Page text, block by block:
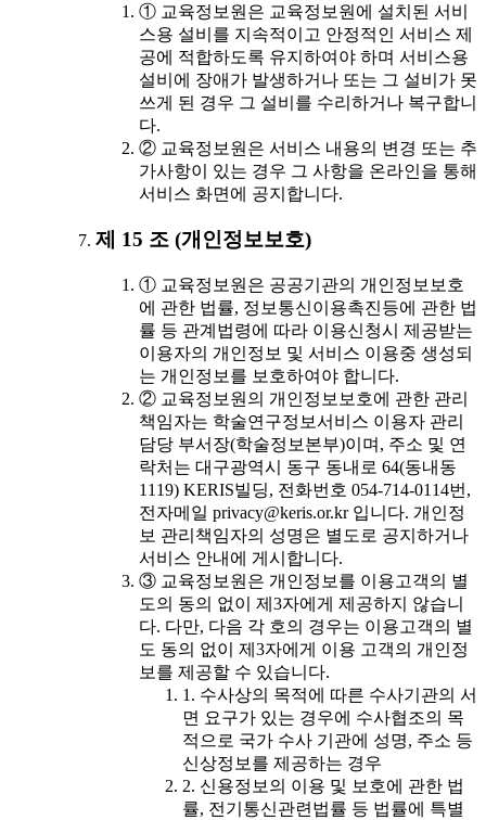
① 교육정보원은 교육정보원에 설치된 서비
스용 설비를 지속적이고 안정적인 서비스 제
공에 적합하도록 유지하여야 하며 서비스용
설비에 장애가 발생하거나 또는 그 설비가 못
쓰게 된 경우 그 설비를 수리하거나 복구합니
다.
② 교육정보원은 서비스 내용의 변경 또는 추
가사항이 있는 경우 그 사항을 온라인을 통해
서비스 화면에 공지합니다.
제 15 조 (개인정보보호)
① 교육정보원은 공공기관의 개인정보보호
에 관한 법률, 정보통신이용촉진등에 관한 법
률 등 관계법령에 따라 이용신청시 제공받는
이용자의 개인정보 및 서비스 이용중 생성되
는 개인정보를 보호하여야 합니다.
② 교육정보원의 개인정보보호에 관한 관리
책임자는 학술연구정보서비스 이용자 관리
담당 부서장(학술정보본부)이며, 주소 및 연
락처는 대구광역시 동구 동내로 64(동내동
1119) KERIS빌딩, 전화번호 054-714-0114번,
전자메일 privacy@keris.or.kr 입니다. 개인정
보 관리책임자의 성명은 별도로 공지하거나
서비스 안내에 게시합니다.
③ 교육정보원은 개인정보를 이용고객의 별
도의 동의 없이 제3자에게 제공하지 않습니
다. 다만, 다음 각 호의 경우는 이용고객의 별
도 동의 없이 제3자에게 이용 고객의 개인정
보를 제공할 수 있습니다.
1. 수사상의 목적에 따른 수사기관의 서
면 요구가 있는 경우에 수사협조의 목
적으로 국가 수사 기관에 성명, 주소 등
신상정보를 제공하는 경우
2. 신용정보의 이용 및 보호에 관한 법
률, 전기통신관련법률 등 법률에 특별